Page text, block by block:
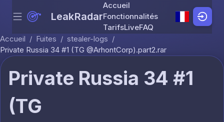
Skip to content
Menu LeakRadar
Accueil
Fonctionnalités
TarifsLiveFAQ
Accueil / Fuites / stealer-logs /
Private Russia 34 #1 (TG @ArhontCorp).part2.rar
Private Russia 34 #1
(TG